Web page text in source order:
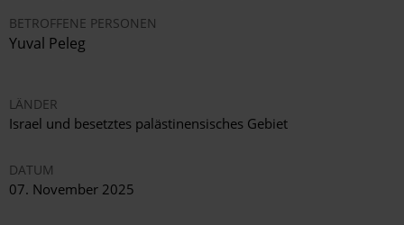
BETROFFENE PERSONEN
Yuval Peleg
LÄNDER
Israel und besetztes palästinensisches Gebiet
DATUM
07. November 2025